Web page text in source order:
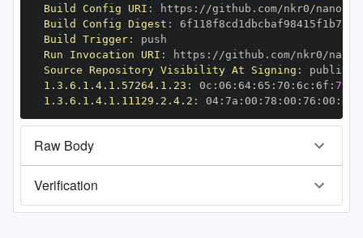
Build Config URI : https : //github.com/nkr0/
Build Config Digest :
Build Trigger:
Run Invocation URI : https :
Source Repository Visibility At Signing :
1.3.6.1.4.1.57264.1.23 : 0c : 06 : 64: 65 : 70 : 6c : 6f : 79
1.3.6.1.4.1.11129.2.4.2 : 04: 7a : 00 : 78 : 00 : 76 : 00 : dd
Raw Body
Verification